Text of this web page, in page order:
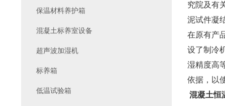
究院及有
泥试件凝
在原有产
设了制冷
湿精度高
依据，以
混凝土恒
保温材料养护箱
混凝土标养室设备
超声波加湿机
标养箱
低温试验箱